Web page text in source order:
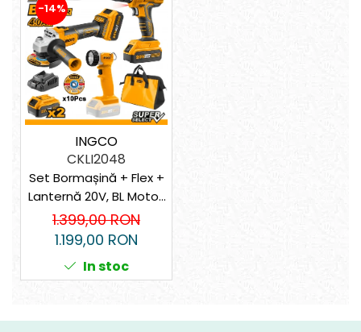
-14%
INGCO
CKLI2048
Set Bormașină + Flex +
Lanternă 20V, BL Motor,
2x Acumulator 4Ah –
Performanță și
Fiabilitate
1.399,00 RON
1.199,00 RON
In stoc